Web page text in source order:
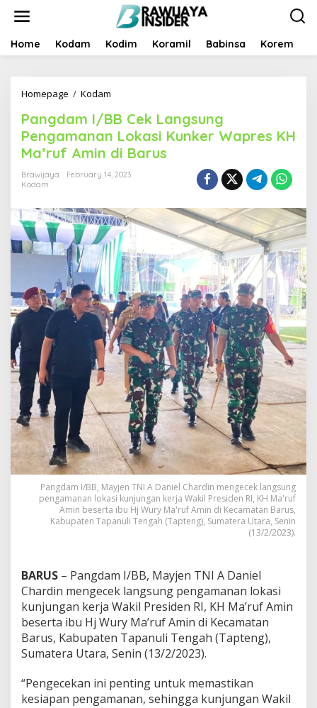
t
Home Kodam Kodim Koramil Babinsa Korem
Homepage / Kodam
n
g
d
a
m
B
B
C
e
k
L
a
n
g
s
u
n
g
m
a
n
a
n
L
o
k
K
u
n
k
e
r
W
p
r
Pangdam I/BB Cek Langsung
Pengamanan Lokasi Kunker Wapres KH
Ma’ruf Amin di Barus
Brawijaya
February 14, 2023
Kodam
Pangdam I/BB, Mayjen TNI A Daniel Chardin mengecek langsung
pengamanan lokasi kunjungan kerja Wakil Presiden RI, KH Ma'ruf
Amin beserta ibu Hj Wury Ma'ruf Amin di Kecamatan Barus,
Kabupaten Tapanuli Tengah (Tapteng), Sumatera Utara, Senin
(13/2/2023).
BARUS – Pangdam I/BB, Mayjen TNI A Daniel
Chardin mengecek langsung pengamanan lokasi
kunjungan kerja Wakil Presiden RI, KH Ma’ruf Amin
beserta ibu Hj Wury Ma’ruf Amin di Kecamatan
Barus, Kabupaten Tapanuli Tengah (Tapteng),
Sumatera Utara, Senin (13/2/2023).
“Pengecekan ini penting untuk memastikan
kesiapan pengamanan, sehingga kunjungan Wakil